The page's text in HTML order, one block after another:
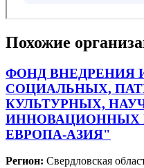
Похожие
ФОНД ВНЕДРЕНИЯ
СОЦИАЛЬНЫХ,
КУЛЬТУРНЫХ,
ИННОВАЦИОННЫХ
ЕВРОПА-АЗИЯ"
Регион: Свердловская